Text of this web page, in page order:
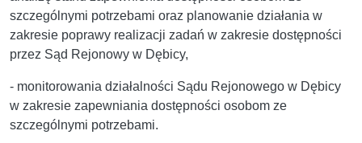
szczególnymi potrzebami oraz planowanie działania w
zakresie poprawy realizacji zadań w zakresie dostępności
przez Sąd Rejonowy w Dębicy,
- monitorowania działalności Sądu Rejonowego w Dębicy
w zakresie zapewniania dostępności osobom ze
szczególnymi potrzebami.